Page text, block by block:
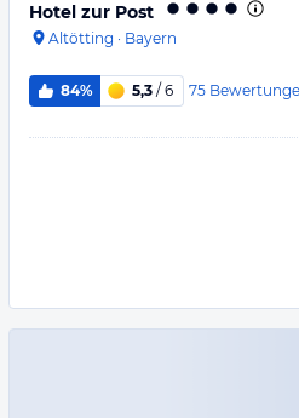
Hotel zur Post
Altötting · Bayern
84% 5,3 / 6 75